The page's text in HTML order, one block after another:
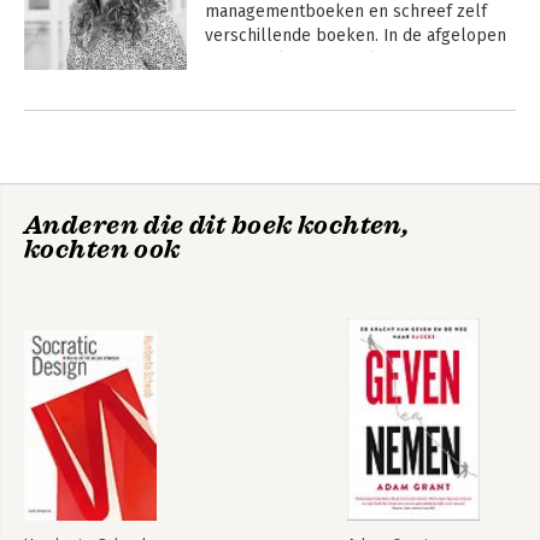
managementboeken en schreef zelf
verschillende boeken. In de afgelopen
verslaggever bij kranten als Het
tijdschriften als Happinez en
moderator bij het European Leadership
zoektocht naar leiderschap' verschijnt
(foto door Mirjam van der Linden)
Andere boeken door Dominique
De heilige graal De heilige graal
Anderen die dit boek kochten,
kochten ook